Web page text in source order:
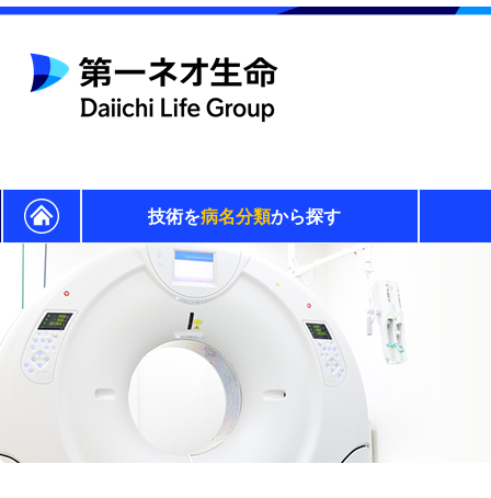
技術を病名分類から探す